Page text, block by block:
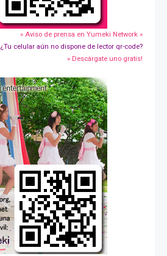
» Aviso de prensa en Yumeki Network »
¿Tu celular aún no dispone de lector qr-code?
» Descárgate uno gratis!